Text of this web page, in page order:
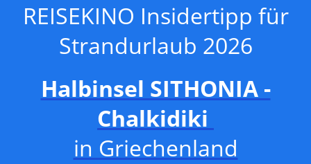
REISEKINO Insidertipp für
Strandurlaub 2026
Halbinsel SITHONIA -
Chalkidiki
in Griechenland